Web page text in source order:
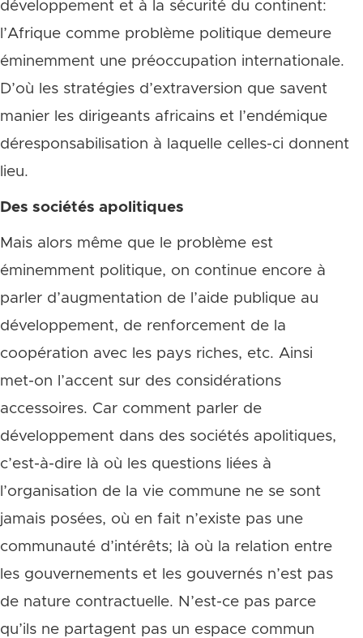
développement et à la sécurité du continent:
l’Afrique comme problème politique demeure
éminemment une préoccupation internationale.
D’où les stratégies d’extraversion que savent
manier les dirigeants africains et l’endémique
déresponsabilisation à laquelle celles-ci donnent
lieu.
Des sociétés apolitiques
Mais alors même que le problème est
éminemment politique, on continue encore à
parler d’augmentation de l’aide publique au
développement, de renforcement de la
coopération avec les pays riches, etc. Ainsi
met-on l’accent sur des considérations
accessoires. Car comment parler de
développement dans des sociétés apolitiques,
c’est-à-dire là où les questions liées à
l’organisation de la vie commune ne se sont
jamais posées, où en fait n’existe pas une
communauté d’intérêts; là où la relation entre
les gouvernements et les gouvernés n’est pas
de nature contractuelle. N’est-ce pas parce
qu’ils ne partagent pas un espace commun